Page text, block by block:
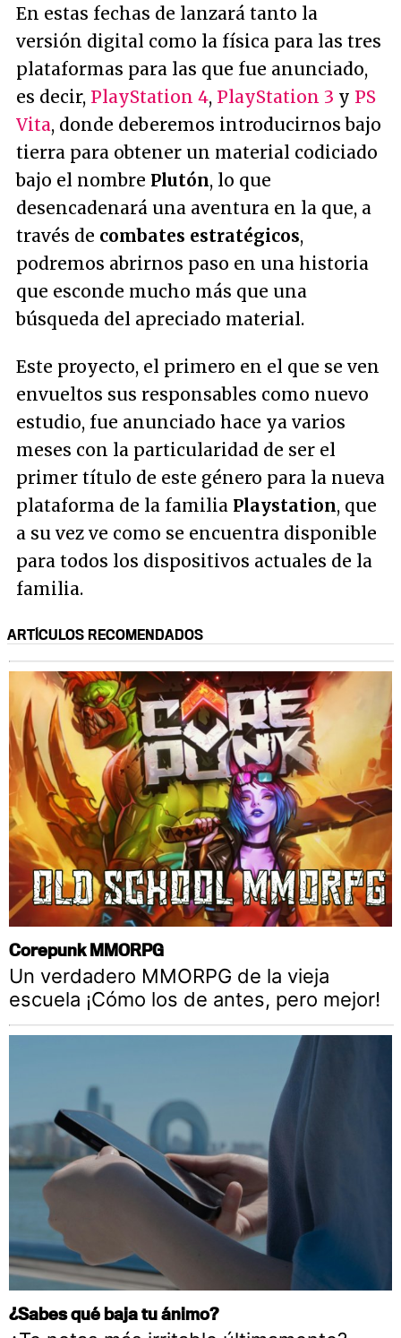
En estas fechas de lanzará tanto la
versión digital como la física para las tres
plataformas para las que fue anunciado,
es decir, PlayStation 4, PlayStation 3 y PS
Vita, donde deberemos introducirnos bajo
tierra para obtener un material codiciado
bajo el nombre Plutón, lo que
desencadenará una aventura en la que, a
través de combates estratégicos,
podremos abrirnos paso en una historia
que esconde mucho más que una
búsqueda del apreciado material.
Este proyecto, el primero en el que se ven
envueltos sus responsables como nuevo
estudio, fue anunciado hace ya varios
meses con la particularidad de ser el
primer título de este género para la nueva
plataforma de la familia Playstation, que
a su vez ve como se encuentra disponible
para todos los dispositivos actuales de la
familia.
ARTÍCULOS RECOMENDADOS
Corepunk MMORPG
Un verdadero MMORPG de la vieja
escuela ¡Cómo los de antes, pero mejor!
¿Sabes qué baja tu ánimo?